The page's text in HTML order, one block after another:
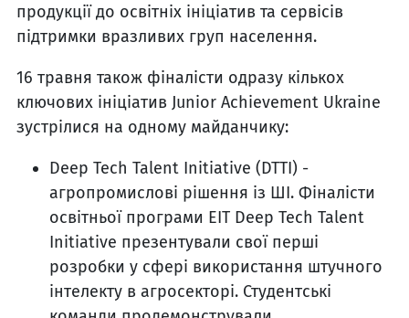
продукції до освітніх ініціатив та сервісів
підтримки вразливих груп населення.
16 травня також фіналісти одразу кількох
ключових ініціатив Junior Achievement Ukraine
зустрілися на одному майданчику:
Deep Tech Talent Initiative (DTTI) -
агропромислові рішення із ШІ. Фіналісти
освітньої програми EIT Deep Tech Talent
Initiative презентували свої перші
розробки у сфері використання штучного
інтелекту в агросекторі. Студентські